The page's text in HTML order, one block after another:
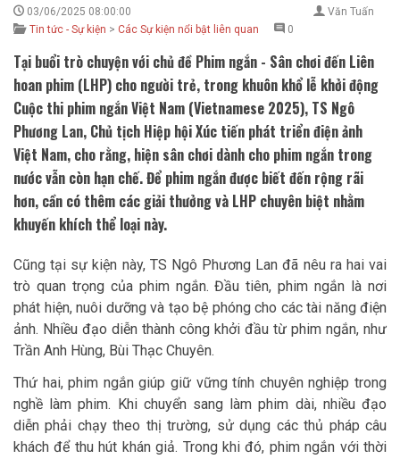
03/06/2025 08:00:00
Văn Tuấn
Tin tức - Sự kiện > Các Sự kiện nổi bật liên quan 0
Tại buổi trò chuyện với chủ đề Phim ngắn - Sân chơi đến Liên
hoan phim (LHP) cho người trẻ, trong khuôn khổ lễ khởi động
Cuộc thi phim ngắn Việt Nam (Vietnamese 2025), TS Ngô
Phương Lan, Chủ tịch Hiệp hội Xúc tiến phát triển điện ảnh
Việt Nam, cho rằng, hiện sân chơi dành cho phim ngắn trong
nước vẫn còn hạn chế. Để phim ngắn được biết đến rộng rãi
hơn, cần có thêm các giải thưởng và LHP chuyên biệt nhằm
khuyến khích thể loại này.
Cũng tại sự kiện này, TS Ngô Phương Lan đã nêu ra hai vai
trò quan trọng của phim ngắn. Đầu tiên, phim ngắn là nơi
phát hiện, nuôi dưỡng và tạo bệ phóng cho các tài năng điện
ảnh. Nhiều đạo diễn thành công khởi đầu từ phim ngắn, như
Trần Anh Hùng, Bùi Thạc Chuyên.
Thứ hai, phim ngắn giúp giữ vững tính chuyên nghiệp trong
nghề làm phim. Khi chuyển sang làm phim dài, nhiều đạo
diễn phải chạy theo thị trường, sử dụng các thủ pháp câu
khách để thu hút khán giả. Trong khi đó, phim ngắn với thời